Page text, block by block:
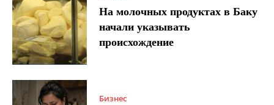
На молочных продуктах в Баку
начали указывать
происхождение
Бизнес